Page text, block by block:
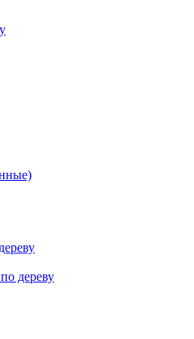
дереву